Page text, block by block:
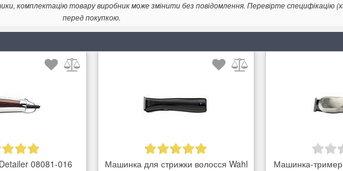
комплектацію товару виробник може змінити без повідомлення. Перевірте специфікацію
перед покупкою.
08081-016
Машинка для стрижки волосся Wahl
Машинка-тример